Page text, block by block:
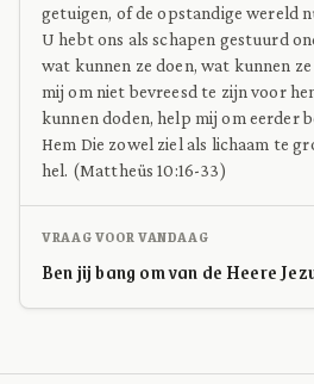
getuigen, of de opstandige wereld
U hebt ons als schapen gestuurd
wat kunnen ze doen, wat kunnen
mij om niet bevreesd te zijn voor
kunnen doden, help mij om eerder
Hem Die zowel ziel als lichaam te
hel. (Mattheüs 10:16-33)
VRAAG VOOR VANDAAG
Ben jij bang om van de Heere